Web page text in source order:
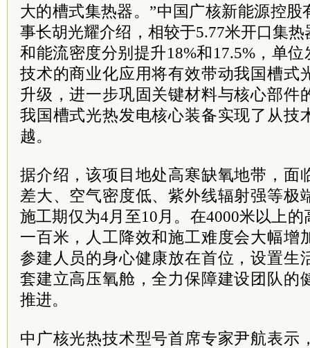
大的槽式集热器。”中国广核新能源控
事长胡光耀介绍，相较于5.77米开口集
和能流密度分别提升18%和17.5%，单
技术的商业化应用将有效带动我国槽式
升级，进一步巩固关键材料与核心部件
我国槽式光热发电核心装备实现了从技
越。
据介绍，该项目地处高寒缺氧地带，面
差大、空气密度低、紫外线辐射强等极
施工期仅为4月至10月。在4000米以上
一百米，人工降效和施工难度会大幅增
参建人员的身心健康放在首位，设置生
套建立高压氧舱，全力保障建设团队的
推进。
中广核光热技术型号首席专家尹航表示